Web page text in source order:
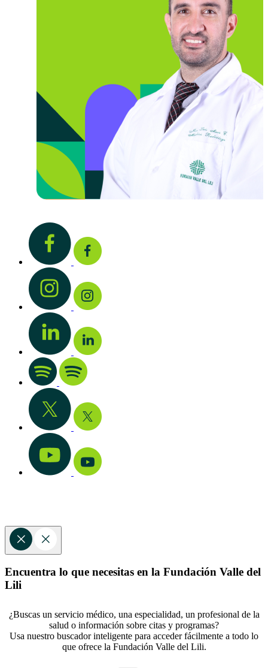
Encuentra lo que necesitas en la Fundación Valle del
Lili
¿Buscas un servicio médico, una especialidad, un profesional de la
salud o información sobre citas y programas?
Usa nuestro buscador inteligente para acceder fácilmente a todo lo
que ofrece la Fundación Valle del Lili.